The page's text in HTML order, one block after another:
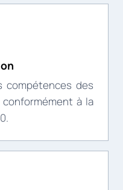
compétences des
à la